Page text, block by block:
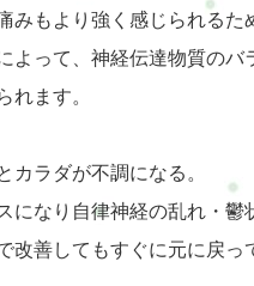
もより強く感じられるた
って、神経伝達物質のバ
れます。
カラダが不調になる。
なり自律神経の乱れ・鬱
善してもすぐに元に戻っ